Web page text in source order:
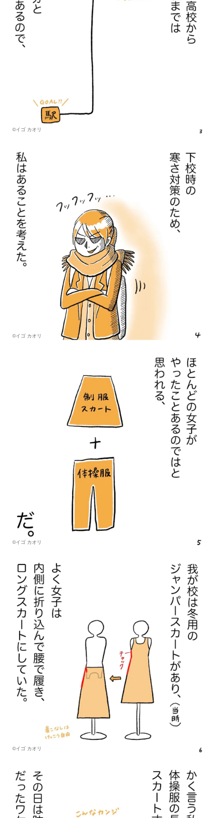
©イゴ カオリ
©イゴ カオリ
©イゴ カオリ
©イゴ カオリ